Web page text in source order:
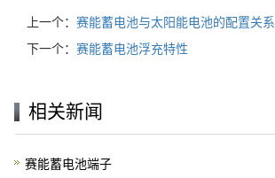
上一个： 赛能蓄电池与太阳能电池的配置关系
下一个： 赛能蓄电池浮充特性
相关新闻
赛能蓄电池端子